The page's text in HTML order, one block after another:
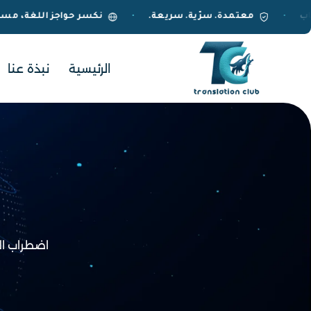
إلى
نكسر حواجز • معتمدة. سرّية. سريعة. • واتساب
الرئيسية نبذة عنا
اضطراب